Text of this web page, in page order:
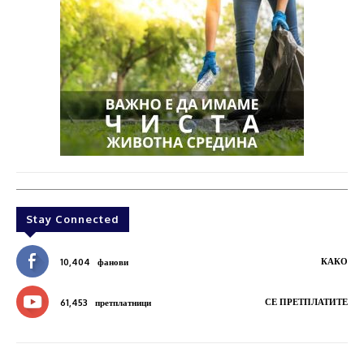
Stay Connected
10,404 фанови КАКО
61,453 претплатници СЕ ПРЕТПЛАТИТЕ